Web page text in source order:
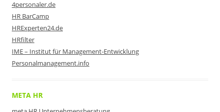
4personaler.de
HR BarCamp
HRExperten24.de
HRfilter
IME – Institut für Management-Entwicklung
Personalmanagement.info
META HR